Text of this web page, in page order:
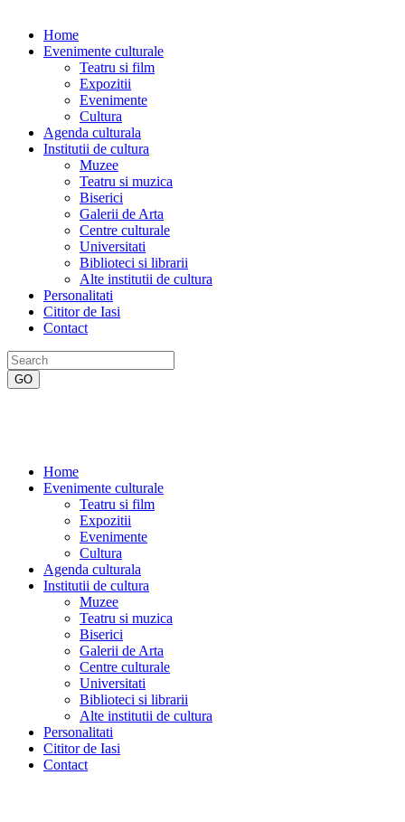
Home
Evenimente culturale
Teatru si film
Expozitii
Evenimente
Cultura
Agenda culturala
Institutii de cultura
Muzee
Teatru si muzica
Biserici
Galerii de Arta
Centre culturale
Universitati
Biblioteci si librarii
Alte institutii de cultura
Personalitati
Cititor de Iasi
Contact
Home
Evenimente culturale
Teatru si film
Expozitii
Evenimente
Cultura
Agenda culturala
Institutii de cultura
Muzee
Teatru si muzica
Biserici
Galerii de Arta
Centre culturale
Universitati
Biblioteci si librarii
Alte institutii de cultura
Personalitati
Cititor de Iasi
Contact